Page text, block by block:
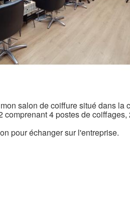
salon de coiffure situé dans la
comprenant 4 postes de
pour échanger sur l'entreprise.